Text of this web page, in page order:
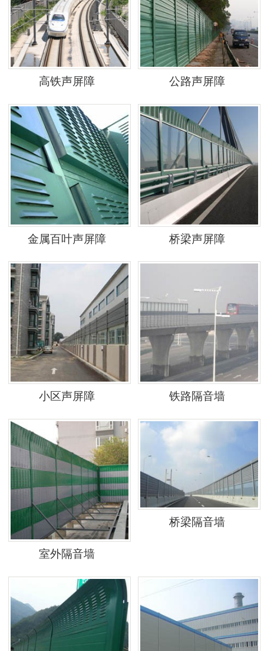
高铁声屏障 公路声屏障
金属百叶声屏障 桥梁声屏障
小区声屏障 铁路隔音墙
室外隔音墙
桥梁隔音墙